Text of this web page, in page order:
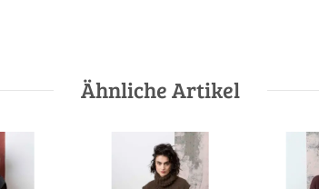
Ähnliche Artikel